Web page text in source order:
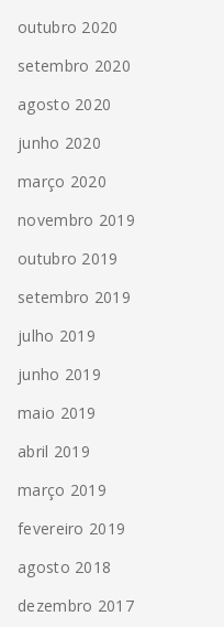
outubro 2020
setembro 2020
agosto 2020
junho 2020
março 2020
novembro 2019
outubro 2019
setembro 2019
julho 2019
junho 2019
maio 2019
abril 2019
março 2019
fevereiro 2019
agosto 2018
dezembro 2017